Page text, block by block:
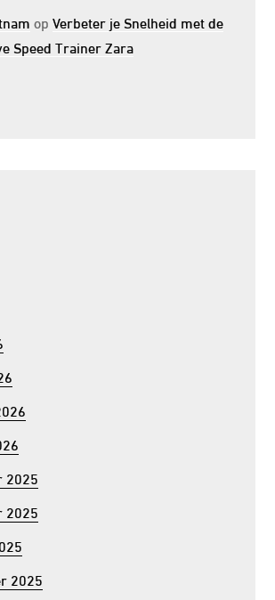
opVerbeter je Snelheid met de
Speed Trainer Zara
2025
2025
2025